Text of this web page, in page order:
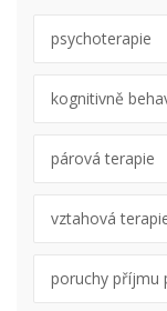
psychoterapie
kognitivně
párová terapie
vztahová
poruchy příjmu